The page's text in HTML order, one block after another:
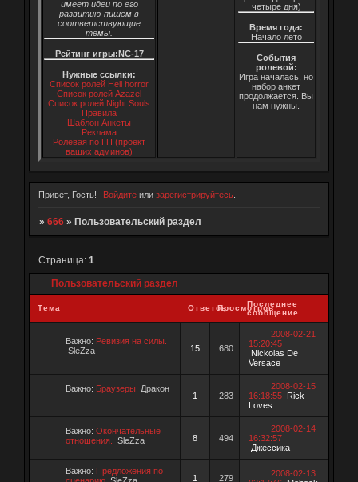
имеет идеи по его
развитию-пишем в
соответствующие
темы.
Рейтинг игры:NC-17
Нужные ссылки:
Список ролей Hell horror
Список ролей Azazel
Список ролей Night Souls
Правила
Шаблон Анкеты
Реклама
Ролевая по ГП (проект
ваших админов)
четыре дня)
Время года:
Начало лето
События
ролевой:
Игра началась, но
набор анкет
продолжается. Вы
нам нужны.
Привет, Гость! Войдите илизарегистрируйтесь
» 666 » Пользовательский раздел
Пользовательский раздел
Страница: 1
Тема ОтветовПросмотров
Последнее
сообщение
Важно: Ревизия на силы.
SleZza
15 680
2008-02-21
15:20:45
Nickolas De
Versace
Важно: Браузеры Дракон
1 283
2008-02-15
16:18:55 Rick
Loves
Важно: Окончательные
отношения.
SleZza 8 494
2008-02-14
16:32:57
Джессика
Важно: Предложения по
1 279
2008-02-13